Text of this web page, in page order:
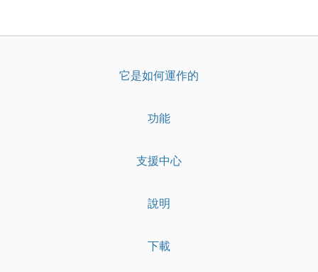
它是如何運作的
功能
支援中心
說明
下載